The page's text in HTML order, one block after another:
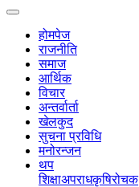
होमपेज
राजनीति
समाज
आर्थिक
विचार
अन्तर्वार्ता
खेलकुद
सुचना प्रविधि
मनोरन्जन
थप
शिक्षाअपराधकृषिरोचक